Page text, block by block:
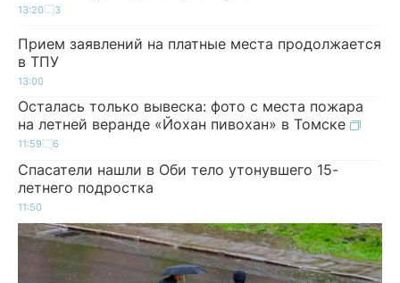
13:20 3
Прием заявлений на платные места продолжается
в ТПУ
13:00
Осталась только вывеска: фото с места пожара
на летней веранде «Йохан пивохан» в Томске
11:59 6
Спасатели нашли в Оби тело утонувшего 15-
летнего подростка
11:50